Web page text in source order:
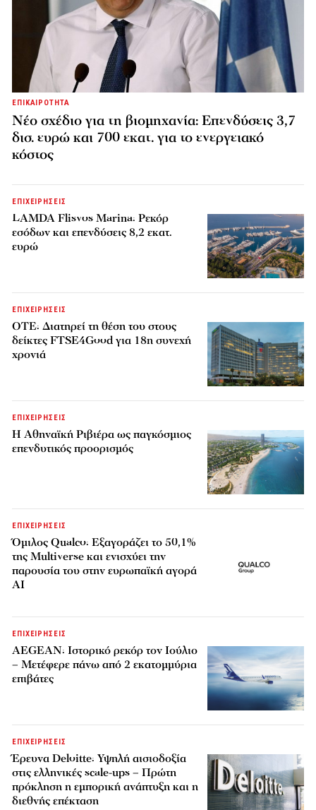
ΕΠΙΚΑΙΡΟΤΗΤΑ
Νέο σχέδιο για τη βιομηχανία: Επενδύσεις 3,7
δισ. ευρώ και 700 εκατ. για το ενεργειακό
κόστος
ΕΠΙΧΕΙΡΗΣΕΙΣ
LAMDA Flisvos Marina: Ρεκόρ
εσόδων και επενδύσεις 8,2 εκατ.
ευρώ
ΕΠΙΧΕΙΡΗΣΕΙΣ
ΟΤΕ: Διατηρεί τη θέση του στους
δείκτες FTSE4Good για 18η συνεχή
χρονιά
ΕΠΙΧΕΙΡΗΣΕΙΣ
Η Αθηναϊκή Ριβιέρα ως παγκόσμιος
επενδυτικός προορισμός
ΕΠΙΧΕΙΡΗΣΕΙΣ
Όμιλος Qualco: Εξαγοράζει το 50,1%
της Multiverse και ενισχύει την
παρουσία του στην ευρωπαϊκή αγορά
AI
ΕΠΙΧΕΙΡΗΣΕΙΣ
AEGEAN: Ιστορικό ρεκόρ τον Ιούλιο
– Μετέφερε πάνω από 2 εκατομμύρια
επιβάτες
ΕΠΙΧΕΙΡΗΣΕΙΣ
Έρευνα Deloitte: Υψηλή αισιοδοξία
στις ελληνικές scale-ups – Πρώτη
πρόκληση η εμπορική ανάπτυξη και η
διεθνής επέκταση